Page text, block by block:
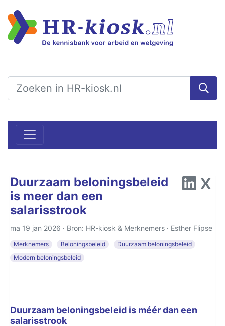
​​​​​​​Duurzaam beloningsbeleid
is meer dan een
salarisstrook
ma 19 jan 2026 · Bron: HR-kiosk & Merknemers · Esther Flipse
Merknemers Beloningsbeleid
Duurzaam beloningsbeleid
Modern beloningsbeleid
Duurzaam beloningsbeleid is méér dan een
salarisstrook